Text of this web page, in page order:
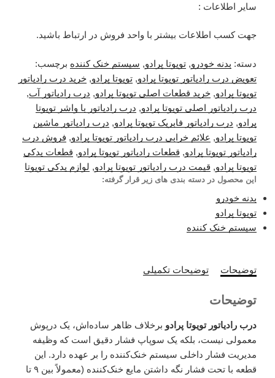
سایر اطلاعات :
جهت کسب اطلاعات بیشتر با واحد فروش در ارتباط باشید.
دسته: بدنه خودرو, تویوتا پرادو, سیستم خنک کننده برچسب:
تعویض درب رادیاتور تویوتا پرادو, تویوتا پرادو, خرید درب رادیاتور
تویوتا پرادو, خرید قطعات اصلی تویوتا پرادو, درب رادیاتور آب,
درب رادیاتور اصلی تویوتا پرادو, درب رادیاتور با واشر تویوتا
پرادو, درب رادیاتور فابریک تویوتا پرادو, درب رادیاتور ماشین
تویوتا پرادو, علائم خرابی درب رادیاتور تویوتا پرادو, فروش درب
رادیاتور تویوتا پرادو, قطعات رادیاتور تویوتا پرادو, قطعات یدکی
تویوتا پرادو, قیمت درب رادیاتور تویوتا پرادو, لوازم یدکی تویوتا
این محصول در دسته بندی های زیر قرار گرفته:
بدنه خودرو
تویوتا پرادو
سیستم خنک کننده
توضیحات توضیحات تکمیلی
توضیحات
درب رادیاتور تویوتا پرادو برخلاف ظاهر ساده‌اش، یک درپوش
معمولی نیست، بلکه یک سوپاپ فشار دقیق است که وظیفه
مدیریت فشار داخلی سیستم خنک‌کننده را بر عهده دارد. این
قطعه با تحت فشار نگه داشتن مایع خنک‌کننده (معمولاً بین ۹ تا